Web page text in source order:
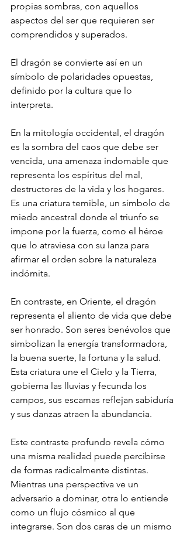
propias sombras, con aquellos
aspectos del ser que requieren ser
comprendidos y superados.
El dragón se convierte así en un
símbolo de polaridades opuestas,
definido por la cultura que lo
interpreta.
En la mitología occidental, el dragón
es la sombra del caos que debe ser
vencida, una amenaza indomable que
representa los espíritus del mal,
destructores de la vida y los hogares.
Es una criatura temible, un símbolo de
miedo ancestral donde el triunfo se
impone por la fuerza, como el héroe
que lo atraviesa con su lanza para
afirmar el orden sobre la naturaleza
indómita.
En contraste, en Oriente, el dragón
representa el aliento de vida que debe
ser honrado. Son seres benévolos que
simbolizan la energía transformadora,
la buena suerte, la fortuna y la salud.
Esta criatura une el Cielo y la Tierra,
gobierna las lluvias y fecunda los
campos, sus escamas reflejan sabiduría
y sus danzas atraen la abundancia.
Este contraste profundo revela cómo
una misma realidad puede percibirse
de formas radicalmente distintas.
Mientras una perspectiva ve un
adversario a dominar, otra lo entiende
como un flujo cósmico al que
integrarse. Son dos caras de un mismo